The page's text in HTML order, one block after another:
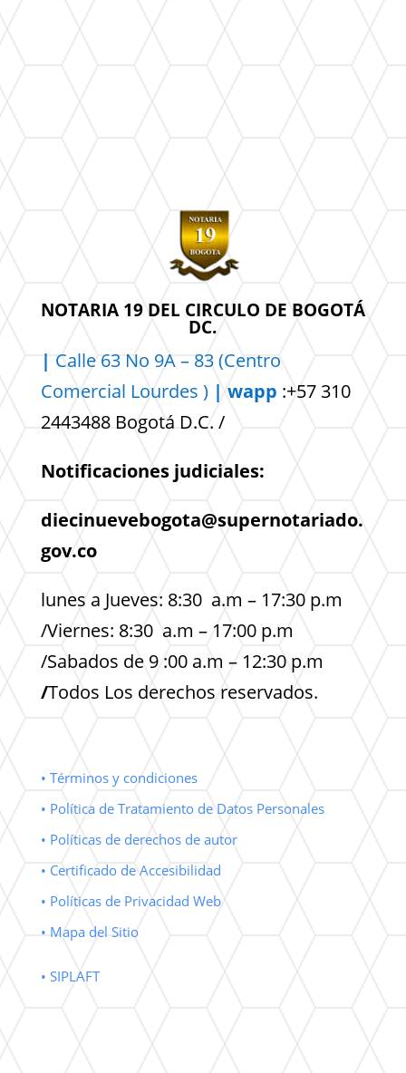
NOTARIA 19 DEL CIRCULO DE BOGOTÁ
DC.
| Calle 63 No 9A – 83 (Centro
Comercial Lourdes ) | wapp :+57 310
2443488 Bogotá D.C. /
Notificaciones judiciales:
diecinuevebogota@supernotariado.
gov.co
lunes a Jueves: 8:30 a.m – 17:30 p.m
/Viernes: 8:30 a.m – 17:00 p.m
/Sabados de 9 :00 a.m – 12:30 p.m
/Todos Los derechos reservados.
• Términos y condiciones
• Política de Tratamiento de Datos Personales
• Políticas de derechos de autor
• Certificado de Accesibilidad
• Políticas de Privacidad Web
• Mapa del Sitio
• SIPLAFT